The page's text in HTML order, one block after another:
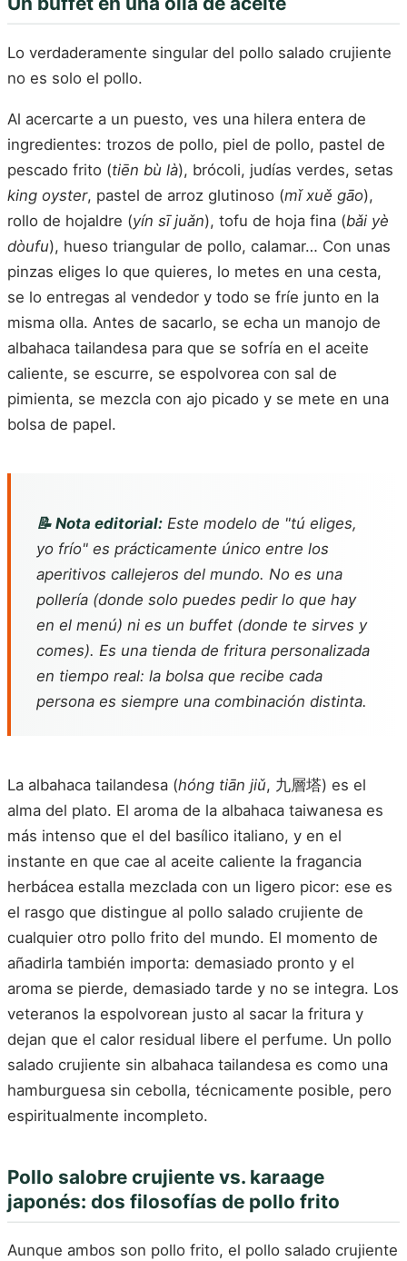
Lo verdaderamente singular del pollo salado crujiente
no es solo el pollo.
Al acercarte a un puesto, ves una hilera entera de
ingredientes: trozos de pollo, piel de pollo, pastel de
pescado frito (tiēn bù là), brócoli, judías verdes, setas
king oyster, pastel de arroz glutinoso (mǐ xuě gāo),
rollo de hojaldre (yín sī juǎn), tofu de hoja fina (bǎi yè
dòufu), hueso triangular de pollo, calamar… Con unas
pinzas eliges lo que quieres, lo metes en una cesta,
se lo entregas al vendedor y todo se fríe junto en la
misma olla. Antes de sacarlo, se echa un manojo de
albahaca tailandesa para que se sofría en el aceite
caliente, se escurre, se espolvorea con sal de
pimienta, se mezcla con ajo picado y se mete en una
bolsa de papel.
📝 Nota editorial: Este modelo de "tú eliges,
yo frío" es prácticamente único entre los
aperitivos callejeros del mundo. No es una
pollería (donde solo puedes pedir lo que hay
en el menú) ni es un buffet (donde te sirves y
comes). Es una tienda de fritura personalizada
en tiempo real: la bolsa que recibe cada
persona es siempre una combinación distinta.
La albahaca tailandesa (hóng tiān jiǔ, 九層塔) es el
alma del plato. El aroma de la albahaca taiwanesa es
más intenso que el del basílico italiano, y en el
instante en que cae al aceite caliente la fragancia
herbácea estalla mezclada con un ligero picor: ese es
el rasgo que distingue al pollo salado crujiente de
cualquier otro pollo frito del mundo. El momento de
añadirla también importa: demasiado pronto y el
aroma se pierde, demasiado tarde y no se integra. Los
veteranos la espolvorean justo al sacar la fritura y
dejan que el calor residual libere el perfume. Un pollo
salado crujiente sin albahaca tailandesa es como una
hamburguesa sin cebolla, técnicamente posible, pero
espiritualmente incompleto.
Pollo salobre crujiente vs. karaage
japonés: dos filosofías de pollo frito
Aunque ambos son pollo frito, el pollo salado crujiente